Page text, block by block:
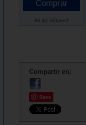
86.42 Dólares*
Compartir en:
Save